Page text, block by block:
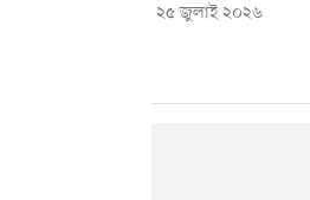
২৫ জুলাই ২০২৬